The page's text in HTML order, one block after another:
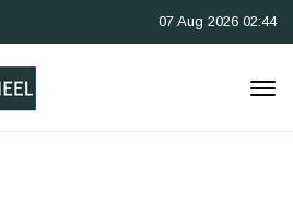
07 Aug 2026 02:44